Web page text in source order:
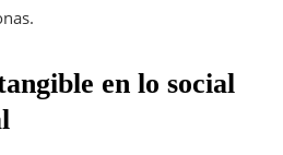
en lo social